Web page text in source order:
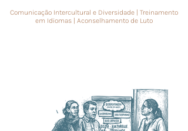
Comunicação Intercultural e Diversidade | Treinamento
em Idiomas | Aconselhamento de Luto